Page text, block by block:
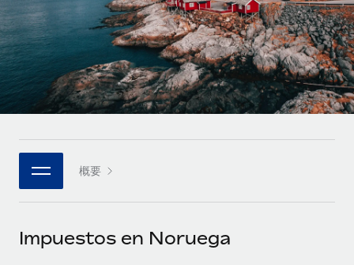
Remote統合
人事機能をワークフローにシームレスに統合する
プラットフォーム
チームのための人事の基本機能を内蔵
接続 新しい
当社のMCPを使用して、あらゆるAIツールをRemoteに接続
統合
基本的なビジネスツールを活用して業務プロセスを効率化す
ミッドマーケット
カスタマイズされた人事ソリューションでチームを拡大する
企業
大企業向けのグローバルHR
パートナーに登録
戦略的テクノロジーパートナー
グローバルな人事機能を柔軟に自社プラットフォームへ統合
当社とのパートナーシップの可能性を検討する
リサーチおよびガイド
活用事例
HR用語集
チェックリストおよびテンプレート
職務内容ライブラリ
ウェビナー
イベント
ニュースルーム
Español
Italiano
Português (Portugal)
日本語
한국어 概要
Impuestos en Noruega